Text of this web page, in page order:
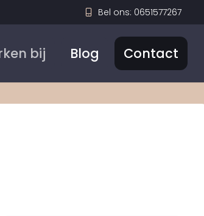
Bel ons: 0651577267
bij Blog Contact